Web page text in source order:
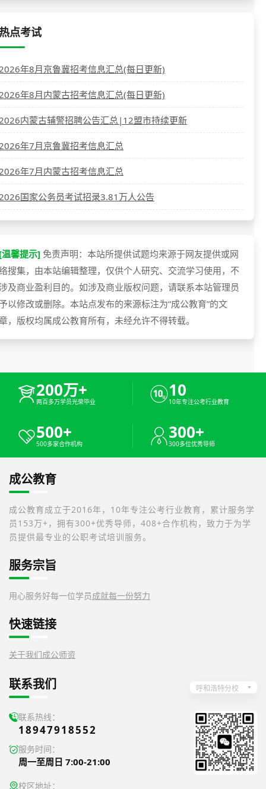
点考试
年8月京鲁冀招考信息汇总(每日更新)
年8月内蒙古招考信息汇总(每日更新)
内蒙古辅警招聘公告汇总|12盟市持续更新
年7月京鲁冀招考信息汇总
年7月内蒙古招考信息汇总
国家公务员考试招录3.81万人公告
馨提示] 免责声明：本站所提供试题均来源于网友提供或网
搜集，由本站编辑整理，仅供个人研究、交流学习使用，不
及商业盈利目的。如涉及商业版权问题，请联系本站管理员
以修改或删除。本站点发布的来源标注为“成公教育”的文
，版权均属成公教育所有，未经允许不得转载。
200万+
两百多万学员光荣毕业
10
10年专注公考行业教育
500+
500多家合作机构
300+
300多位优秀导师
成公教育
成公教育成立于2016年，10年专注公考行业教育，累计服务学
员153万+，拥有300+优秀导师，408+合作机构，致力于为学
员提供最专业的公职考试培训服务。
服务宗旨
用心服务好每一位学员成就每一份努力
快速链接
关于我们成公师资
联系我们 呼和浩特分校
联系热线：
18947918552
服务时间：
周一至周日 7:00-21:00
校区地址：